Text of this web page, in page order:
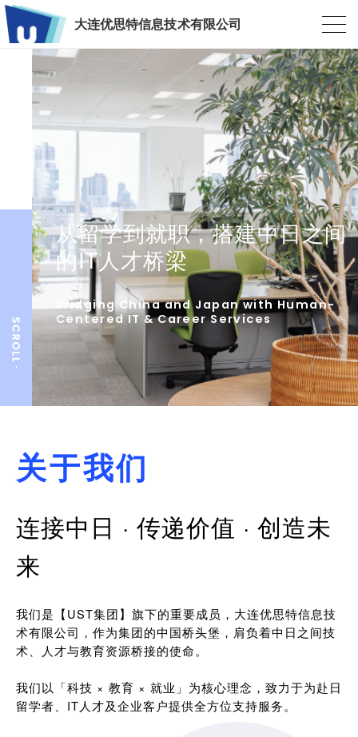
大连优思特信息技术有限公司
从留学到就职，搭建中日之间
的IT人才桥梁
Bridging China and Japan with Human-
Centered IT & Career Services
关于我们
连接中日 · 传递价值 · 创造未
来
我们是【UST集团】旗下的重要成员，大连优思特信息技
术有限公司，作为集团的中国桥头堡，肩负着中日之间技
术、人才与教育资源桥接的使命。
我们以「科技 × 教育 × 就业」为核心理念，致力于为赴日
留学者、IT人才及企业客户提供全方位支持服务。